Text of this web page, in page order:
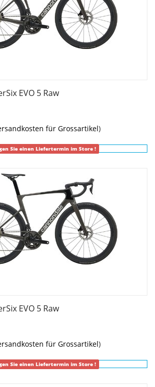
EVO 5 Raw
für Grossartikel)
Sie einen Liefertermin im Store !
EVO 5 Raw
für Grossartikel)
Sie einen Liefertermin im Store !